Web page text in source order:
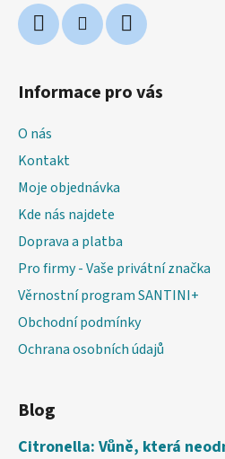
Informace pro vás
O nás
Kontakt
Moje objednávka
Kde nás najdete
Doprava a platba
Pro firmy - Vaše privátní značka
Věrnostní program SANTINI+
Obchodní podmínky
Ochrana osobních údajů
Blog
Citronella: Vůně, která